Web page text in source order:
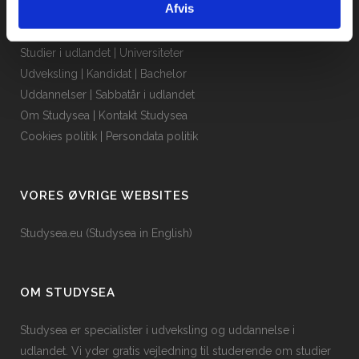
Afvis
Studier i udlandet
Universiteter
Udveksling
Kandidat
Bachelor
Uddannelser
Sabbatår i udlandet
Om Studysea
Kontakt Studysea
Cookies politik
Persondata politik
VORES ØVRIGE WEBSITES
Studysea.eu (Studysea in English)
OM STUDYSEA
Studysea er specialister i udveksling og uddannelse i
udlandet. Vi yder gratis vejledning til studerende om studier